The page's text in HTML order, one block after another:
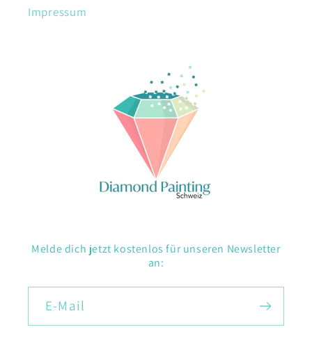
Impressum
Melde dich jetzt kostenlos für unseren Newsletter
an:
E-Mail